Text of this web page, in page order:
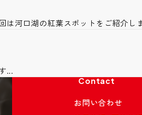
は河口湖の紅葉スポットをご紹介し
...
Contact
お問い合わせ